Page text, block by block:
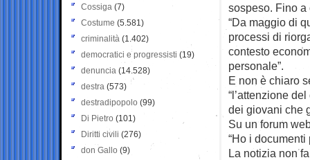
sospeso. Fino
“Da maggio di
processi di
contesto
personale”.
E non è chiaro
“l’attenzione
dei giovani che
Su un forum
“Ho i
La notizia non
Cossiga (7)
Costume (5.581)
criminalità (1.402)
democratici e progressisti (19)
denuncia (14.528)
destra (573)
destradipopolo (99)
Di Pietro (101)
Diritti civili (276)
don Gallo (9)